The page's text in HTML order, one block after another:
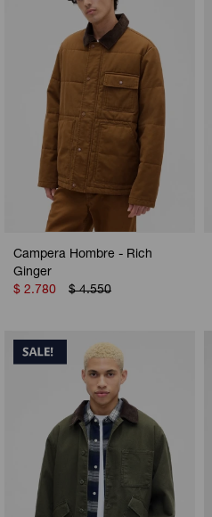
Campera Hombre - Rich
Ginger
$ 2.780 $ 4.550
Camperas
Musculosas
Shorts
Vestidos y polleras
Pijamas
Calzas
Camperas
Chalecos
Shorts
Ropa interior
Polos
Camperas
Chalecos
Ropa interior
Pijamas
Camperas
Pijamas
Sets